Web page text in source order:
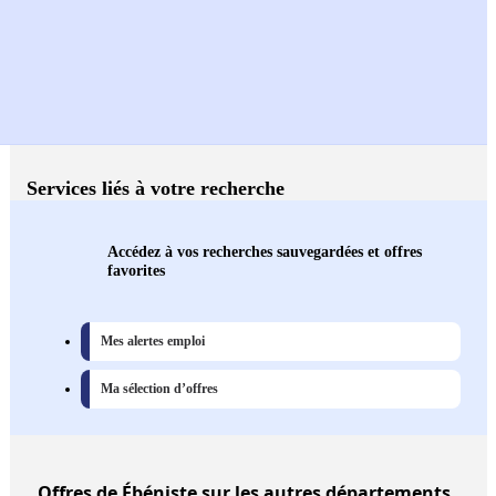
Services liés à votre recherche
Accédez à vos recherches sauvegardées et offres
favorites
Mes alertes emploi
Ma sélection d’offres